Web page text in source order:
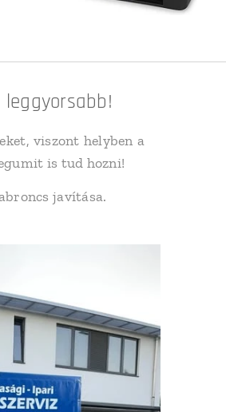
viszont helyben a
is tud hozni!
javítása.